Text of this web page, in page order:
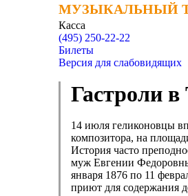
МУЗЫКАЛЬНЫЙ
МУЗЫКАЛЬНЫЙ
Касса
(495) 250-22-22
Билеты
Версия для слабовидящих
Гастроли
14 июля геликоновцы
композитора, на
История часто
муж Евгении
января 1876 по 11
приют для содержания